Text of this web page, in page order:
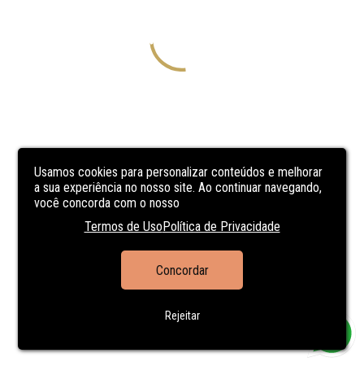
Usamos cookies para personalizar conteúdos e melhorar
a sua experiência no nosso site. Ao continuar navegando,
você concorda com o nosso
Termos de UsoPolítica de Privacidade
Concordar
Rejeitar